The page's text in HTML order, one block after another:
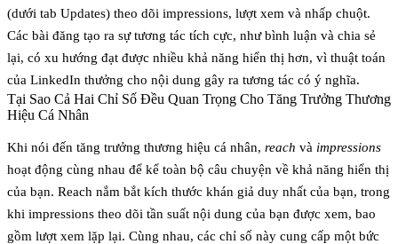
(dưới tab Updates) theo dõi impressions, lượt xem và nhấp chuột.
Các bài đăng tạo ra sự tương tác tích cực, như bình luận và chia sẻ
lại, có xu hướng đạt được nhiều khả năng hiển thị hơn, vì thuật toán
của LinkedIn thưởng cho nội dung gây ra tương tác có ý nghĩa.
Tại Sao Cả Hai Chỉ Số Đều Quan Trọng Cho Tăng Trưởng Thương
Hiệu Cá Nhân
Khi nói đến tăng trưởng thương hiệu cá nhân, reach và impressions
hoạt động cùng nhau để kể toàn bộ câu chuyện về khả năng hiển thị
của bạn. Reach nắm bắt kích thước khán giả duy nhất của bạn, trong
khi impressions theo dõi tần suất nội dung của bạn được xem, bao
gồm lượt xem lặp lại. Cùng nhau, các chỉ số này cung cấp một bức